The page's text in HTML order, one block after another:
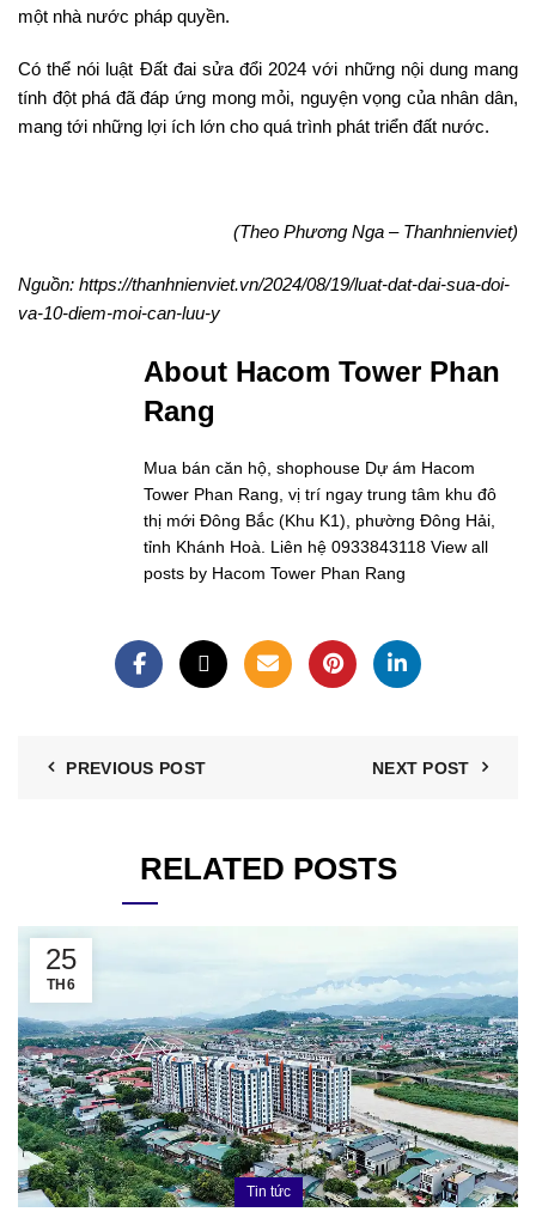
một nhà nước pháp quyền.
Có thể nói luật Đất đai sửa đổi 2024 với những nội dung mang
tính đột phá đã đáp ứng mong mỏi, nguyện vọng của nhân dân,
mang tới những lợi ích lớn cho quá trình phát triển đất nước.
(Theo Phương Nga – Thanhnienviet)
Nguồn: https://thanhnienviet.vn/2024/08/19/luat-dat-dai-sua-doi-
va-10-diem-moi-can-luu-y
About Hacom Tower Phan
Rang
Mua bán căn hộ, shophouse Dự ám Hacom
Tower Phan Rang, vị trí ngay trung tâm khu đô
thị mới Đông Bắc (Khu K1), phường Đông Hải,
tỉnh Khánh Hoà. Liên hệ 0933843118 View all
posts by Hacom Tower Phan Rang
PREVIOUS POST NEXT POST
RELATED POSTS
25
TH6
Tin tức